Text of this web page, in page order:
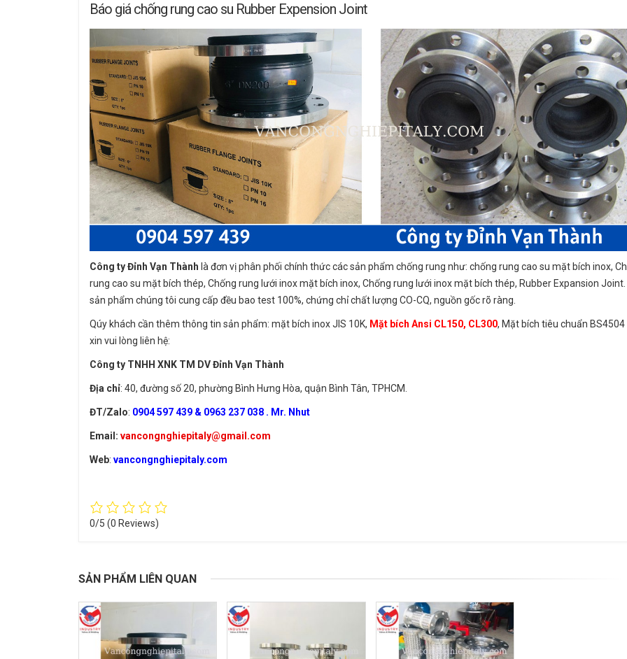
Báo giá chống rung cao su Rubber Expension Joint
Công ty Đỉnh Vạn Thành là đơn vị phân phối chính thức các sản phẩm chống rung như: chống rung cao su mặt bích inox,
rung cao su mặt bích thép, Chống rung lưới inox mặt bích inox, Chống rung lưới inox mặt bích thép, Rubber Expansion Joint.
sản phẩm chúng tôi cung cấp đều bao test 100%, chứng chỉ chất lượng CO-CQ, nguồn gốc rõ ràng.
Qúy khách cần thêm thông tin sản phẩm: mặt bích inox JIS 10K, Mặt bích Ansi CL150, CL300, Mặt bích tiêu chuẩn BS4504
xin vui lòng liên hệ:
Công ty TNHH XNK TM DV Đỉnh Vạn Thành
Địa chỉ: 40, đường số 20, phường Bình Hưng Hòa, quận Bình Tân, TPHCM.
ĐT/Zalo: 0904 597 439 & 0963 237 038 . Mr. Nhut
Email: vancongnghiepitaly@gmail.com
Web: vancongnghiepitaly.com
0/5 (0 Reviews)
SẢN PHẨM LIÊN QUAN